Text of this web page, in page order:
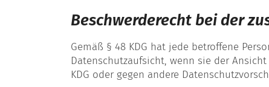
Beschwerderecht bei der
Gemäß § 48 KDG hat jede betroffene
Datenschutzaufsicht, wenn sie der
KDG oder gegen andere